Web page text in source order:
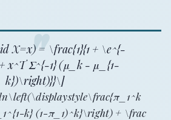
X=x) = \frac{1}{1 + \e^{-
x^T Σ^{-1} (μ_k - μ_{1-
k})\right)}}\]
k} (1-π_1)^k}\right) + \frac